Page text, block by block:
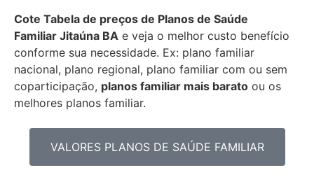
Cote Tabela de preços de Planos de Saúde
Familiar Jitaúna BA e veja o melhor custo benefício
conforme sua necessidade. Ex: plano familiar
nacional, plano regional, plano familiar com ou sem
coparticipação, planos familiar mais barato ou os
melhores planos familiar.
VALORES PLANOS DE SAÚDE FAMILIAR